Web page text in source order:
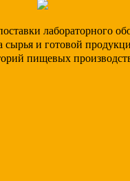
лабораторного
сырья и готовой
пищевых